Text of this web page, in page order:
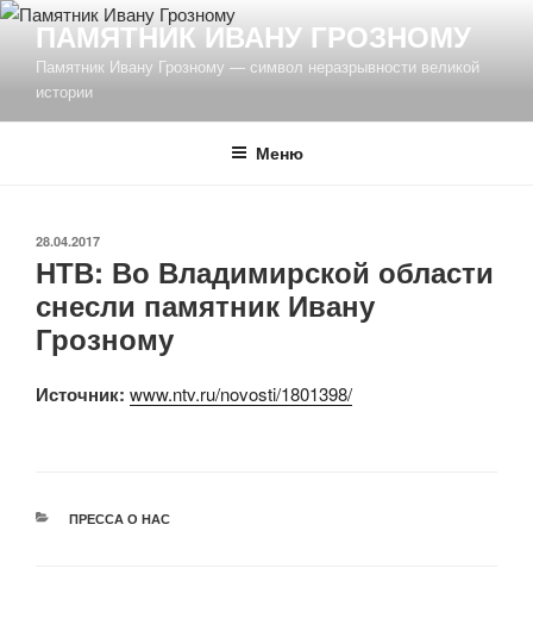
Перейти
содержимому
ПАМЯТНИК ИВАНУ ГРОЗНОМУ
Памятник Ивану Грозному — символ неразрывности великой
истории
Меню
ОПУБЛИКОВАНО
28.04.2017
НТВ: Во Владимирской области
снесли памятник Ивану
Грозному
Источник: www.ntv.ru/novosti/1801398/
РУБРИКИ
ПРЕССА О НАС